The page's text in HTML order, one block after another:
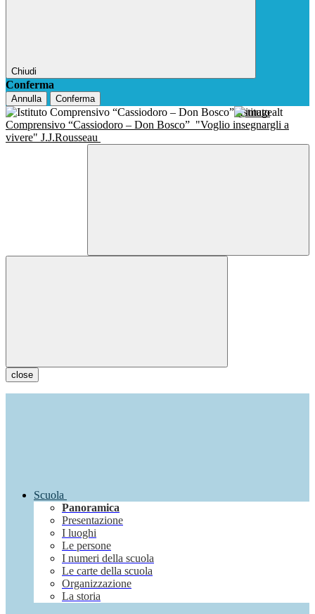
Chiudi
Conferma
Annulla Conferma
Istituto
Comprensivo “Cassiodoro – Don Bosco” "Voglio insegnargli a
vivere" J.J.Rousseau
close
Scuola
Panoramica
Presentazione
I luoghi
Le persone
I numeri della scuola
Le carte della scuola
Organizzazione
La storia